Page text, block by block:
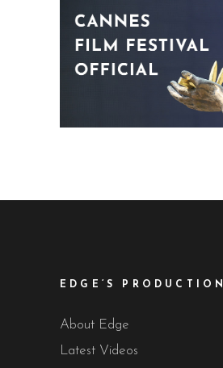
EDGE’S PRODUCTION
About Edge
Latest Videos